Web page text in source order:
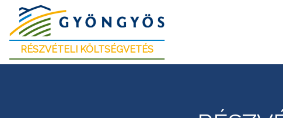
RÉSZVÉTELI KÖLTSÉGVETÉS